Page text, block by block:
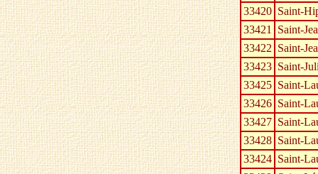
33420 Saint-
33421 Saint-
33422 Saint-
33423 Saint-
33425 Saint-
33426 Saint-
33427 Saint-
33428 Saint-
33424 Saint-